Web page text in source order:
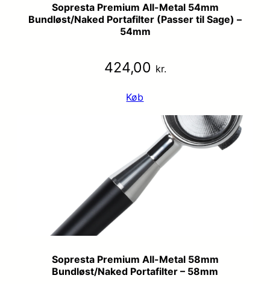
Sopresta Premium All-Metal 54mm
Bundløst/Naked Portafilter (Passer til Sage) –
54mm
424,00 kr.
Køb
Sopresta Premium All-Metal 58mm
Bundløst/Naked Portafilter – 58mm